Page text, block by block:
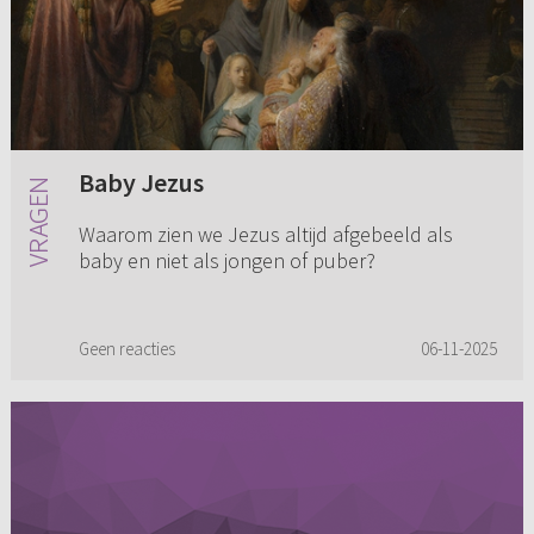
Baby Jezus
Waarom zien we Jezus altijd afgebeeld als
baby en niet als jongen of puber?
Geen reacties 06-11-2025